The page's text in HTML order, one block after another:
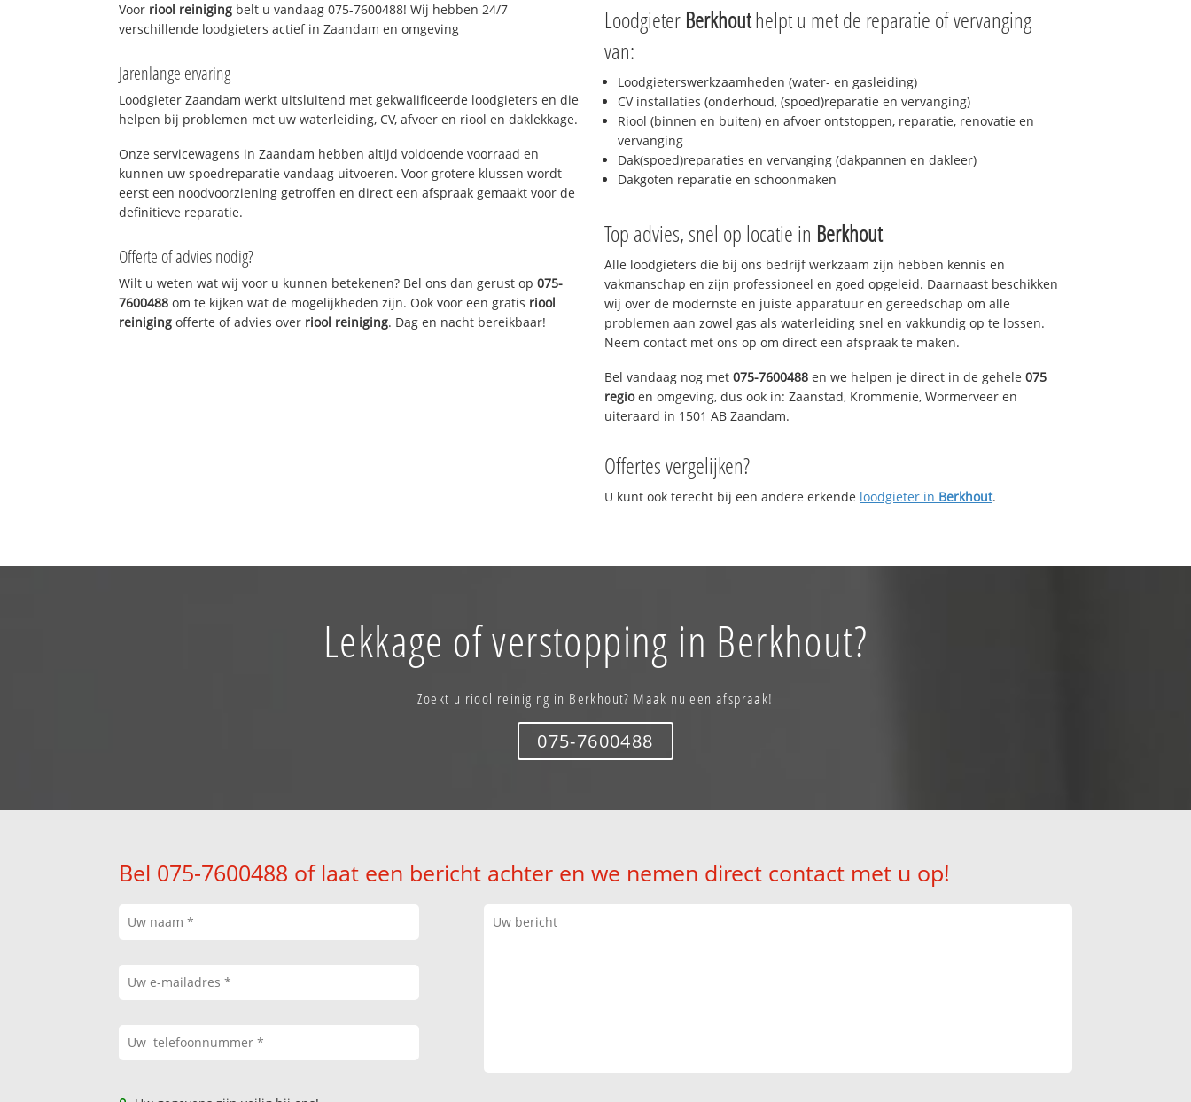
Voor riool reiniging belt u vandaag 075-7600488! Wij hebben 24/7
verschillende loodgieters actief in Zaandam en omgeving
Jarenlange ervaring
Loodgieter Zaandam werkt uitsluitend met gekwalificeerde loodgieters en die
helpen bij problemen met uw waterleiding, CV, afvoer en riool en daklekkage.
Onze servicewagens in Zaandam hebben altijd voldoende voorraad en
kunnen uw spoedreparatie vandaag uitvoeren. Voor grotere klussen wordt
eerst een noodvoorziening getroffen en direct een afspraak gemaakt voor de
definitieve reparatie.
Offerte of advies nodig?
Wilt u weten wat wij voor u kunnen betekenen? Bel ons dan gerust op075-
7600488 om te kijken wat de mogelijkheden zijn. Ook voor een gratis riool
reiniging offerte of advies over riool reiniging. Dag en nacht bereikbaar!
Loodgieter Berkhouthelpt u met de reparatie of vervanging
van:
Loodgieterswerkzaamheden (water- en gasleiding)
CV installaties (onderhoud, (spoed)reparatie en vervanging)
Riool (binnen en buiten) en afvoer ontstoppen, reparatie, renovatie en
vervanging
Dak(spoed)reparaties en vervanging (dakpannen en dakleer)
Dakgoten reparatie en schoonmaken
Top advies, snel op locatie in Berkhout
Alle loodgieters die bij ons bedrijf werkzaam zijn hebben kennis en
vakmanschap en zijn professioneel en goed opgeleid. Daarnaast beschikken
wij over de modernste en juiste apparatuur en gereedschap om alle
problemen aan zowel gas als waterleiding snel en vakkundig op te lossen.
Neem contact met ons op om direct een afspraak te maken.
Bel vandaag nog met 075-7600488 en we helpen je direct in de gehele 075
regioen omgeving, dus ook in: Zaanstad, Krommenie, Wormerveer en
uiteraard in 1501 AB Zaandam.
Offertes vergelijken?
U kunt ook terecht bij een andere erkende loodgieter in Berkhout.
Lekkage of verstopping in Berkhout?
Zoekt u riool reiniging in Berkhout? Maak nu een afspraak!
075-7600488
Bel 075-7600488 of laat een bericht achter en we nemen direct contact met u op!